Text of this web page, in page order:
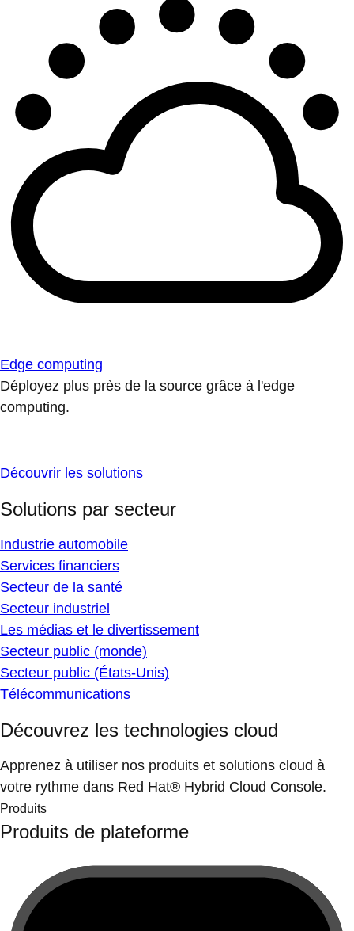
Edge computing
Déployez plus près de la source grâce à l'edge
computing.
Découvrir les solutions
Solutions par secteur
Industrie automobile
Services financiers
Secteur de la santé
Secteur industriel
Les médias et le divertissement
Secteur public (monde)
Secteur public (États-Unis)
Télécommunications
Découvrez les technologies cloud
Apprenez à utiliser nos produits et solutions cloud à
votre rythme dans Red Hat® Hybrid Cloud Console.
Produits
Produits de plateforme